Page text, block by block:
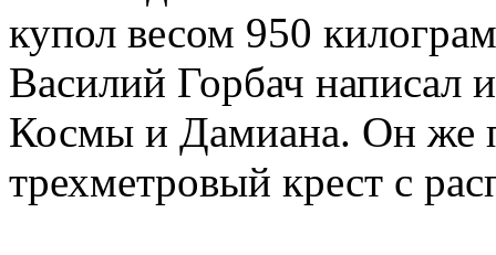
купол весом 950
Василий Горбач написал
Космы и Дамиана. Он же
трехметровый крест с